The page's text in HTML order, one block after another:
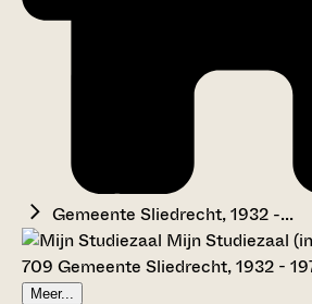
Gemeente Sliedrecht, 1932 -...
Mijn Studiezaal
709 Gemeente Sliedrecht, 1932 -
Meer...